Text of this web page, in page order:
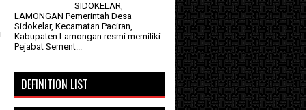
SIDOKELAR,
LAMONGAN Pemerintah Desa
Sidokelar, Kecamatan Paciran,
Kabupaten Lamongan resmi memiliki
Pejabat Sement...
DEFINITION LIST